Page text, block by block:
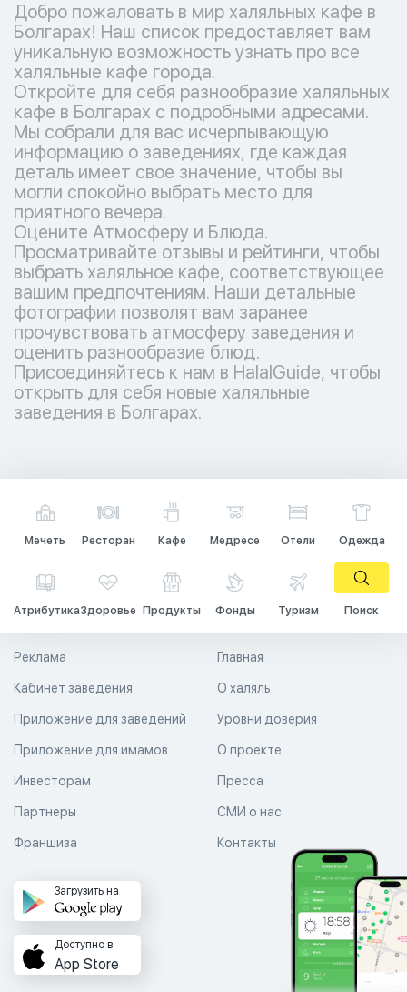
Добро пожаловать в мир халяльных кафе в
Болгарах! Наш список предоставляет вам
уникальную возможность узнать про все
халяльные кафе города.
Откройте для себя разнообразие халяльных
кафе в Болгарах с подробными адресами.
Мы собрали для вас исчерпывающую
информацию о заведениях, где каждая
деталь имеет свое значение, чтобы вы
могли спокойно выбрать место для
приятного вечера.
Оцените Атмосферу и Блюда.
Просматривайте отзывы и рейтинги, чтобы
выбрать халяльное кафе, соответствующее
вашим предпочтениям. Наши детальные
фотографии позволят вам заранее
прочувствовать атмосферу заведения и
оценить разнообразие блюд.
Присоединяйтесь к нам в HalalGuide, чтобы
открыть для себя новые халяльные
заведения в Болгарах.
Мечеть Ресторан Кафе Медресе Отели Одежда
АтрибутикаЗдоровье Продукты Фонды Туризм Поиск
Главная
О халяль
Уровни доверия
Реклама
Кабинет заведения
Приложение для заведений
Приложение для имамов О проекте
Пресса
СМИ о нас
Контакты
Инвесторам
Партнеры
Франшиза
Загрузить на
Доступно в
App Store